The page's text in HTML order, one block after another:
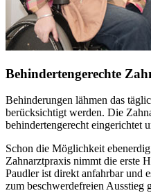
Behindertengerechte
Behinderungen lähmen das
berücksichtigt werden. Die
behindertengerecht eingerichtet
Schon die Möglichkeit
Zahnarztpraxis nimmt die erste
Paudler ist direkt anfahrbar und
zum beschwerdefreien Ausstieg